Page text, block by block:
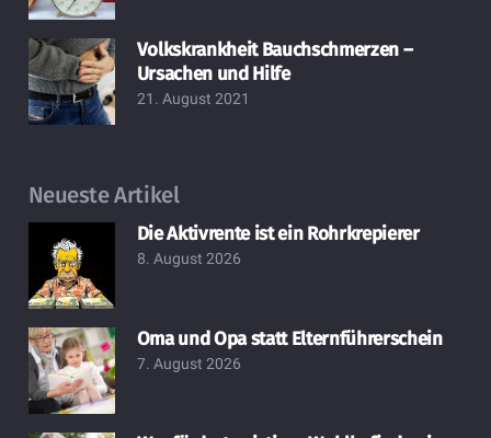
Volkskrankheit Bauchschmerzen –
Ursachen und Hilfe
21. August 2021
Neueste Artikel
Die Aktivrente ist ein Rohrkrepierer
8. August 2026
Oma und Opa statt Elternführerschein
7. August 2026